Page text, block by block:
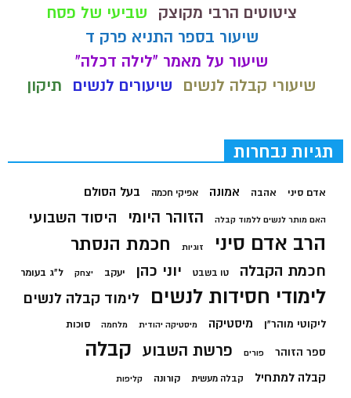
ציטוטים הרבי מקוצק
שביעי של פסח
שיעור בספר התניא פרק ד
שיעור על מאמר "לילה דכלה"
שיעורי קבלה לנשים
שיעורים לנשים תיקון
תגיות נבחרות
אדם סיני אהבה אמונה אפיקי חכמה בעל הסולם
האם מותר לנשים ללמוד קבלה הזוהר היומי היסוד השבועי
הרב אדם סיני זוגיות חכמת הנסתר
חכמת הקבלה טו בשבט יוני כהן יעקב יצחק ל"ג בעומר
לימודי חסידות לנשים לימוד קבלה לנשים
ליקוטי מוהר"ן מיסטיקה מיסטיקה יהודית מלחמה סוכות
ספר הזוהר פורים פרשת השבוע קבלה
קבלה למתחיל קבלה מעשית קורונה קליפות